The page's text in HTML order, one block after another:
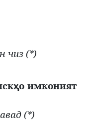
чиз (*)
ҳо имконият
(*)